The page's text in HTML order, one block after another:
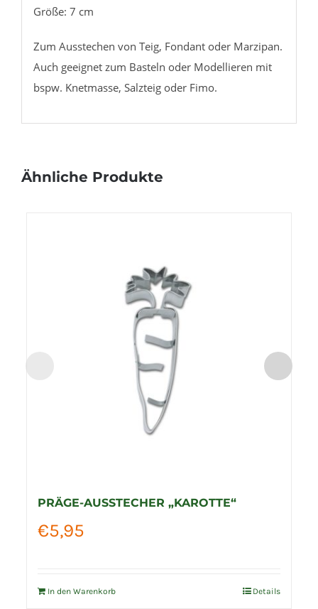
Größe: 7 cm
Zum Ausstechen von Teig, Fondant oder Marzipan.
Auch geeignet zum Basteln oder Modellieren mit
bspw. Knetmasse, Salzteig oder Fimo.
Ähnliche Produkte
PRÄGE-AUSSTECHER „KAROTTE“
€5,95
In den Warenkorb Details